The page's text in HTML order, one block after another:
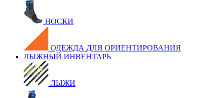
НОСКИ
ОДЕЖДА ДЛЯ ОРИЕНТИРОВАНИЯ
ЛЫЖНЫЙ ИНВЕНТАРЬ
ЛЫЖИ